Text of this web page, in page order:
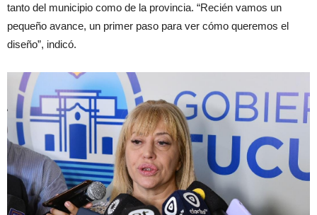
tanto del municipio como de la provincia. “Recién vamos un
pequeño avance, un primer paso para ver cómo queremos el
diseño”, indicó.